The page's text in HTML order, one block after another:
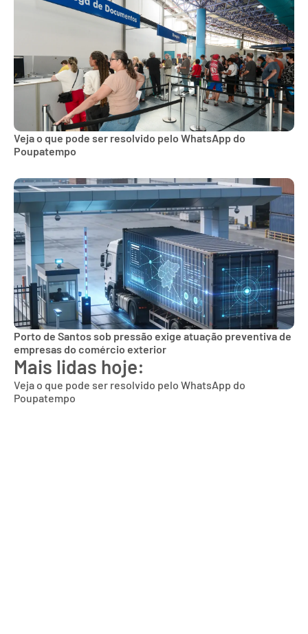
Veja o que pode ser resolvido pelo WhatsApp do
Poupatempo
Porto de Santos sob pressão exige atuação preventiva de
empresas do comércio exterior
Mais lidas hoje:
Veja o que pode ser resolvido pelo WhatsApp do
Poupatempo